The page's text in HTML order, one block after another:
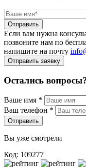
Отправить
Если вам нужна
позвоните нам по
напишите на почту
Отправить заявку
Остались
Ваше имя *
Ваш телефон *
Отправить
Вы уже смотрели
Код: 109277